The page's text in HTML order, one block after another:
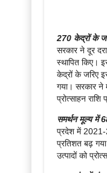
270 केद्रों के
सरकार ने दूर
स्थापित किए।
केद्रों के जरिए
गया। सरकार ने
प्रोत्साहन
समर्थन मूल्य में
प्रदेश में 2021-
प्रतिशत बढ़
उत्पादों को